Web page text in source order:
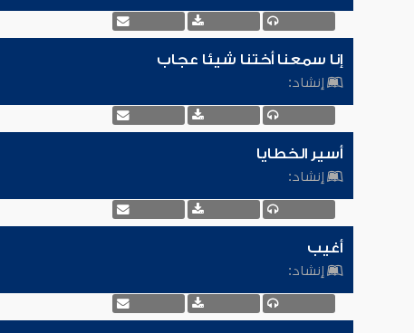
إنا سمعنا أختنا شيئا عجاب
إنشاد:
أسير الخطايا
إنشاد:
أغيب
إنشاد: